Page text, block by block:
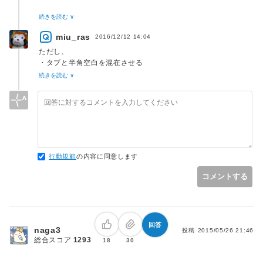
18 30
回答
一応の目安として「Webシステム, Androidアプリなど」と書
安です。そのあとの文で書いてあるようにそれ以外でも構いま
せん。当然、C/C++でも構いませんし、Pythonでも汎用機で
続きを読む ∨
miu_ras 2016/12/12 14:04
ただし、
・タブと半角空白を混在させる
・コーディング規約を守らない
続きを読む ∨
行動規範の内容に同意します
コメントする
投稿 2015/05/26 21:46
naga3
総合スコア 1293